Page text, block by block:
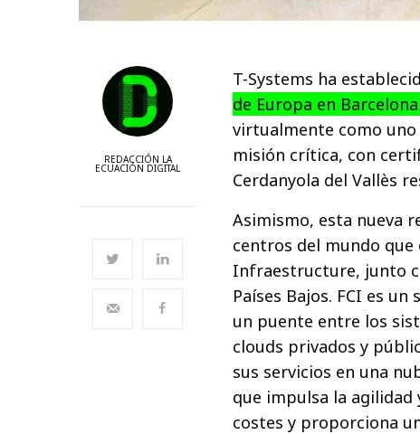
REDACCIÓN LA
ECUACIÓN DIGITAL
T-Systems ha
de Europa en Barcelona
virtualmente como uno
misión crítica, con
Cerdanyola del Vallès
Asimismo, esta nueva
centros del mundo
Infraestructure, junto
Países Bajos. FCI es
un puente entre los
clouds privados y
sus servicios en una
que impulsa la
costes y proporciona